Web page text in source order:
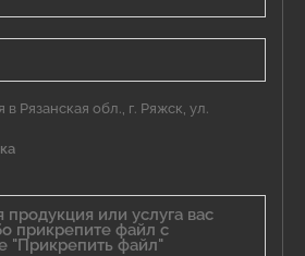
Рязанская обл., г. Ряжск, ул.